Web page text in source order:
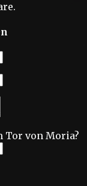
Tor von Moria?